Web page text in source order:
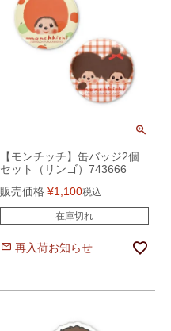
【モンチッチ】缶バッジ2個
セット（リンゴ）743666
販売価格 ¥1,100税込
在庫切れ
再入荷お知らせ